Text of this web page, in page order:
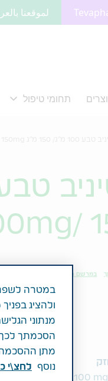
لموقعنا
100 מ"ג/ 150
במרשם רופא
<p>Erlotinib 100
במטרה לשפר
ולהציג
מנתוני
הסכמתך לכך,
מתן ההסכמה,
נוסף
לחצ\י